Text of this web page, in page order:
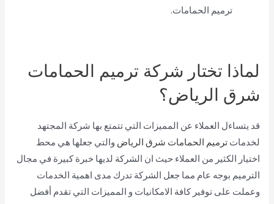
ترميم الحمامات.
لماذا تختار شركة ترميم الحمامات
شرق الرياض؟
قد يتساءل العملاء عن المميزات التي تتمتع بها شركة المجتهد
لخدمات ترميم الحمامات شرق الرياض والتي جعلها هي محط
اختيار الكثير من العملاء حيث ان الشركة لديها خبرة كبيرة في مجال
الترميم بوجه عام مما جعل الشركة تدرك مدى اهمية الخدمات
وعملت على توفير كافة الامكانيات و المميزات التي تقدم أفضل